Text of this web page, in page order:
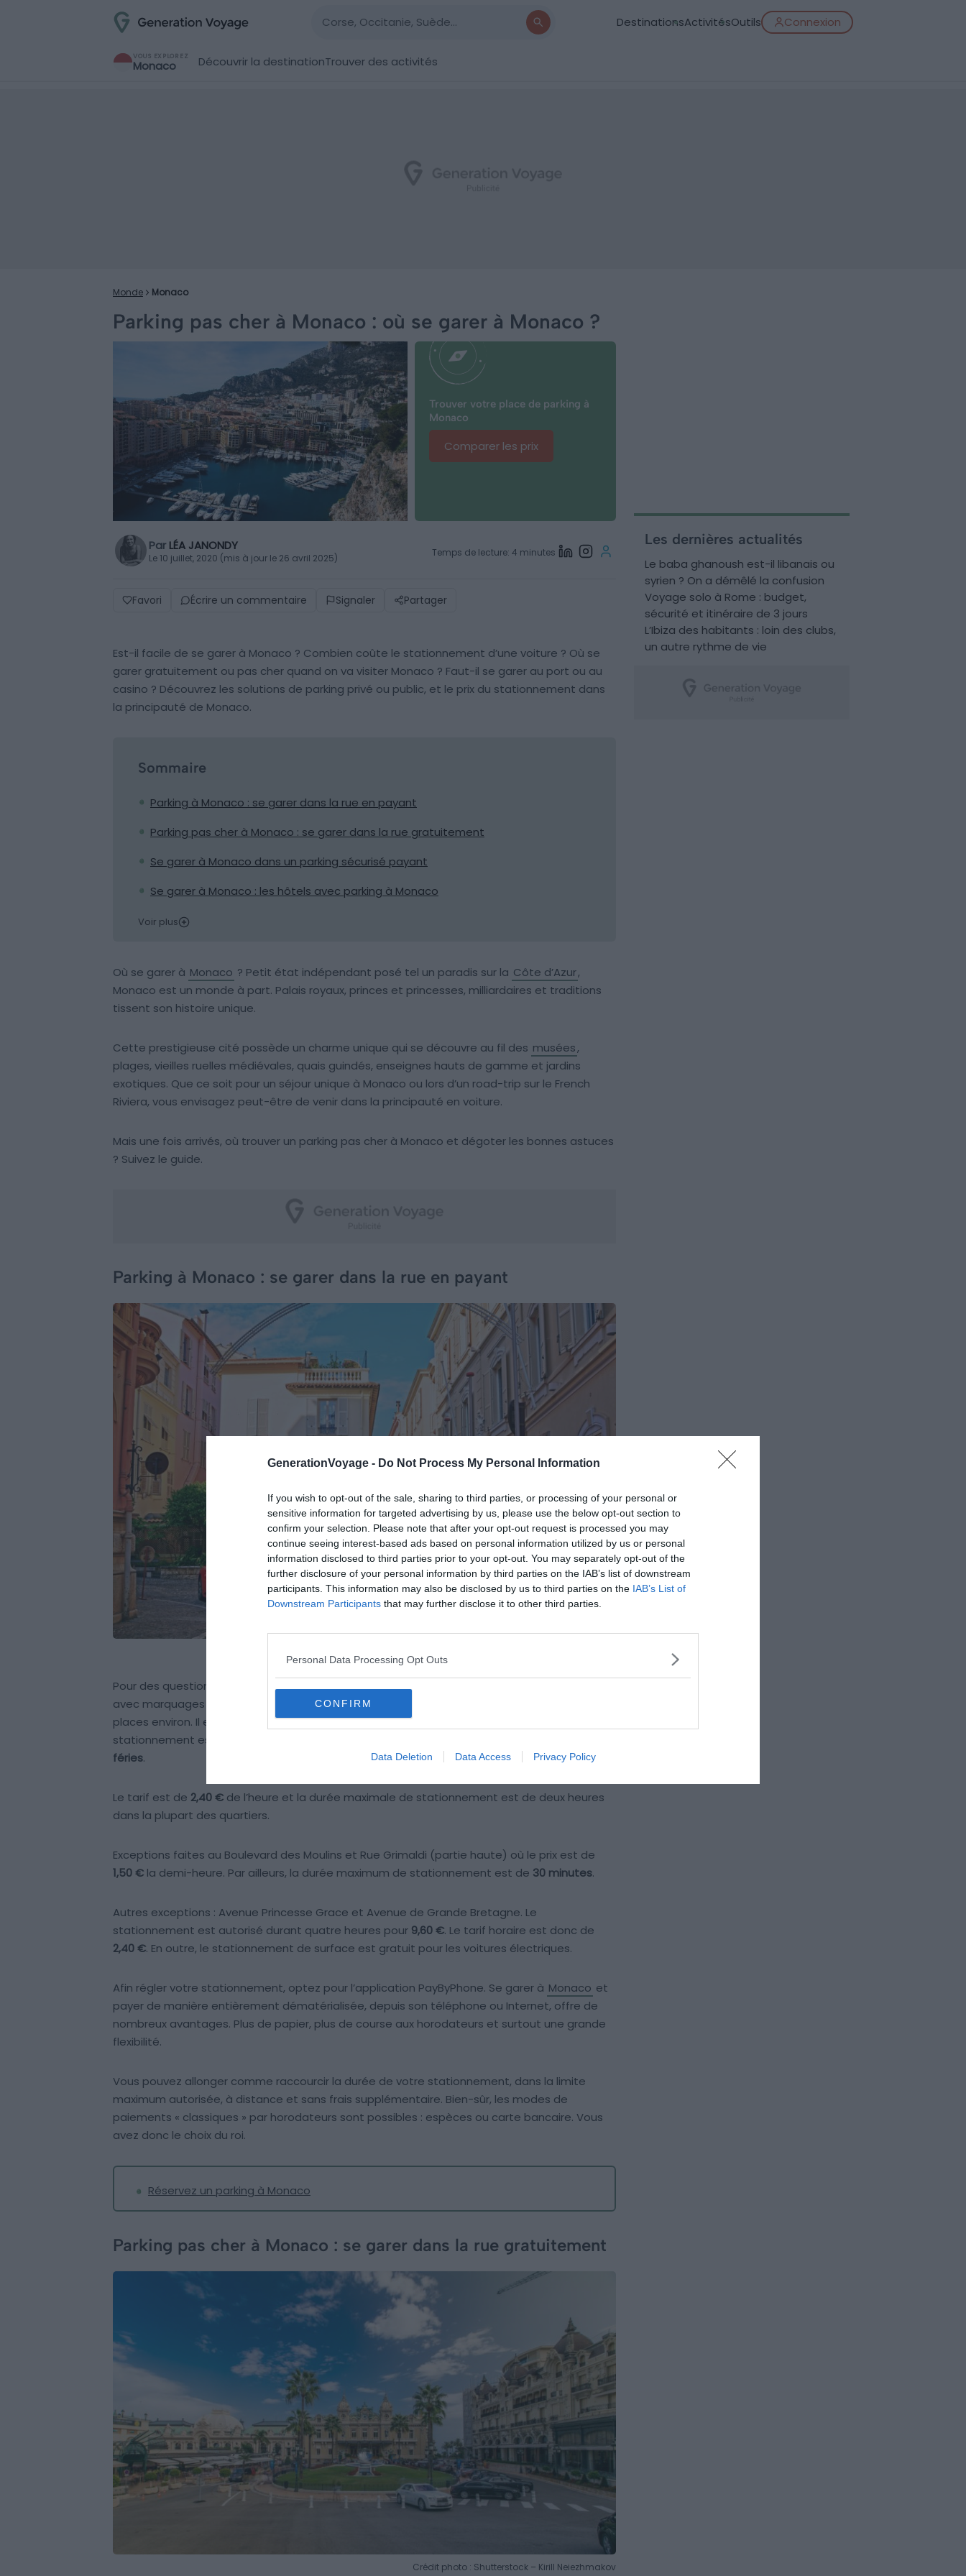
GenerationVoyage - Do Not Process My Personal Information
If you wish to opt-out of the sale, sharing to third parties, or processing of your personal or
sensitive information for targeted advertising by us, please use the below opt-out section to
confirm your selection. Please note that after your opt-out request is processed you may
continue seeing interest-based ads based on personal information utilized by us or personal
information disclosed to third parties prior to your opt-out. You may separately opt-out of the
further disclosure of your personal information by third parties on the IAB’s list of downstream
participants. This information may also be disclosed by us to third parties on the IAB’s List of
Downstream Participants that may further disclose it to other third parties.
Personal Data Processing Opt Outs
CONFIRM
Data Deletion Data Access Privacy Policy
DestinationsActivitésOutils Connexion
VOUS EXPLOREZ
Monaco Découvrir la destinationTrouver des activités
Monde Monaco
Parking pas cher à Monaco : où se garer à Monaco ?
Trouver votre place de parking à
Monaco
Comparer les prix
Par LÉA JANONDY
Le 10 juillet, 2020 (mis à jour le 26 avril 2025) Temps de lecture: 4 minutes
Favori Écrire un commentaire Signaler Partager
Est-il facile de se garer à Monaco ? Combien coûte le stationnement d’une voiture ? Où se
garer gratuitement ou pas cher quand on va visiter Monaco ? Faut-il se garer au port ou au
casino ? Découvrez les solutions de parking privé ou public, et le prix du stationnement dans
la principauté de Monaco.
Sommaire
Parking à Monaco : se garer dans la rue en payant
Parking pas cher à Monaco : se garer dans la rue gratuitement
Se garer à Monaco dans un parking sécurisé payant
Se garer à Monaco : les hôtels avec parking à Monaco
Voir plus
Où se garer à Monaco ? Petit état indépendant posé tel un paradis sur la Côte d’Azur,
Monaco est un monde à part. Palais royaux, princes et princesses, milliardaires et traditions
tissent son histoire unique.
Cette prestigieuse cité possède un charme unique qui se découvre au fil des musées,
plages, vieilles ruelles médiévales, quais guindés, enseignes hauts de gamme et jardins
exotiques. Que ce soit pour un séjour unique à Monaco ou lors d’un road-trip sur le French
Riviera, vous envisagez peut-être de venir dans la principauté en voiture.
Mais une fois arrivés, où trouver un parking pas cher à Monaco et dégoter les bonnes astuces
? Suivez le guide.
Parking à Monaco : se garer dans la rue en payant
Pour des questions esthétiques et de confort de vie, la principauté a délimité peu de zones
avec marquages au sol. Le stationnement payant sur la voirie représente seulement 1 000
places environ. Il est possible du lundi au samedi, de8hà
stationnement est possible jusqu’à midi seulement et il est
féries.
Le tarif est de 2,40 € de l’heure et la durée maximale de stationnement est de deux heures
dans la plupart des quartiers.
Exceptions faites au Boulevard des Moulins et Rue Grimaldi (partie haute) où le prix est de
1,50 € la demi-heure. Par ailleurs, la durée maximum de stationnement est de 30 minutes.
Autres exceptions : Avenue Princesse Grace et Avenue de Grande Bretagne. Le
stationnement est autorisé durant quatre heures pour 9,60 €. Le tarif horaire est donc de
2,40 €. En outre, le stationnement de surface est gratuit pour les voitures électriques.
Afin régler votre stationnement, optez pour l’application PayByPhone. Se garer à Monaco et
payer de manière entièrement dématérialisée, depuis son téléphone ou Internet, offre de
nombreux avantages. Plus de papier, plus de course aux horodateurs et surtout une grande
flexibilité.
Vous pouvez allonger comme raccourcir la durée de votre stationnement, dans la limite
maximum autorisée, à distance et sans frais supplémentaire. Bien-sûr, les modes de
paiements « classiques » par horodateurs sont possibles : espèces ou carte bancaire. Vous
avez donc le choix du roi.
Réservez un parking à Monaco
Parking pas cher à Monaco : se garer dans la rue gratuitement
Crédit photo : Shutterstock – Kirill Neiezhmakov
Les dernières actualités
Le baba ghanoush est-il libanais ou
syrien ? On a démêlé la confusion
Voyage solo à Rome : budget,
sécurité et itinéraire de 3 jours
L’Ibiza des habitants : loin des clubs,
un autre rythme de vie